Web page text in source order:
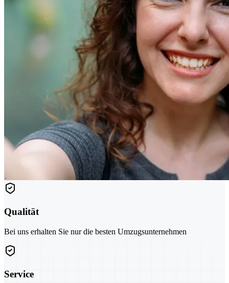
Qualität
Bei uns erhalten Sie nur die besten Umzugsunternehmen
Service